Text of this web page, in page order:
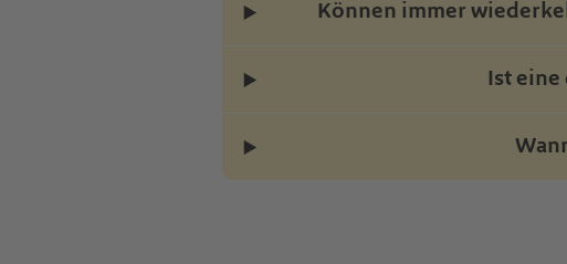
Können immer
Ist eine